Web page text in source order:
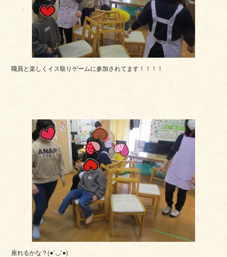
職員と楽しくイス取りゲームに参加されてます！！！！
座れるかな？(●’◡’●)